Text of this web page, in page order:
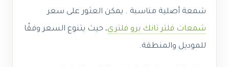
شمعة أصلية مناسبة . يمكن العثور على سعر
شمعات فلتر تانك برو فلترى، حيث يتنوع السعر وفقًا
للموديل والمنطقة.